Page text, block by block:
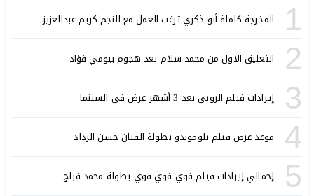
1 المخرجة كاملة أبو ذكري ترغب العمل مع النجم كريم عبدالعزيز
2 التعليق الاول من محمد سلام بعد هجوم بيومي فؤاد
3 إيرادات فيلم الروبي بعد 3 أشهر عرض في السينما
4 موعد عرض فيلم بلوموندو بطولة الفنان حسن الرداد
5 إجمالي إيرادات فيلم فوي فوي فوي بطولة محمد فراج